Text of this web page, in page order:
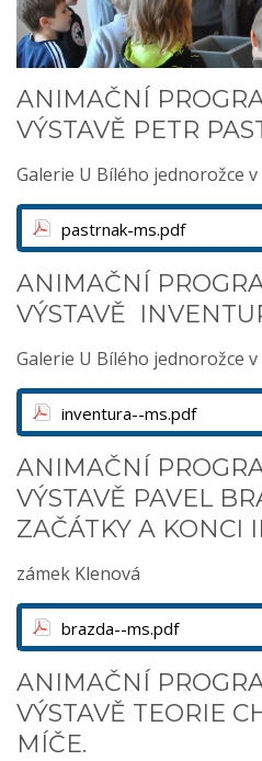
ANIMAČNÍ
VÝSTAVĚ PETR
Galerie U Bílého jednorožce
pastrnak-ms.pdf
ANIMAČNÍ
VÝSTAVĚ
Galerie U Bílého jednorožce
inventura--ms.pdf
ANIMAČNÍ
VÝSTAVĚ PAVEL
ZAČÁTKY A KONCI
zámek Klenová
brazda--ms.pdf
ANIMAČNÍ
VÝSTAVĚ TEORIE
MÍČE.